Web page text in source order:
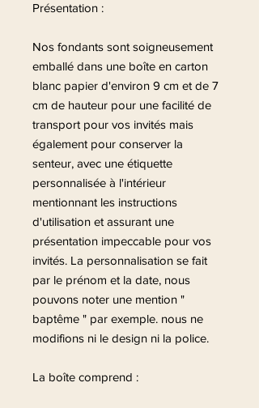
Présentation :
Nos fondants sont soigneusement
emballé dans une boîte en carton
blanc papier d'environ 9 cm et de 7
cm de hauteur pour une facilité de
transport pour vos invités mais
également pour conserver la
senteur, avec une étiquette
personnalisée à l'intérieur
mentionnant les instructions
d'utilisation et assurant une
présentation impeccable pour vos
invités. La personnalisation se fait
par le prénom et la date, nous
pouvons noter une mention "
baptême " par exemple. nous ne
modifions ni le design ni la police.
La boîte comprend :